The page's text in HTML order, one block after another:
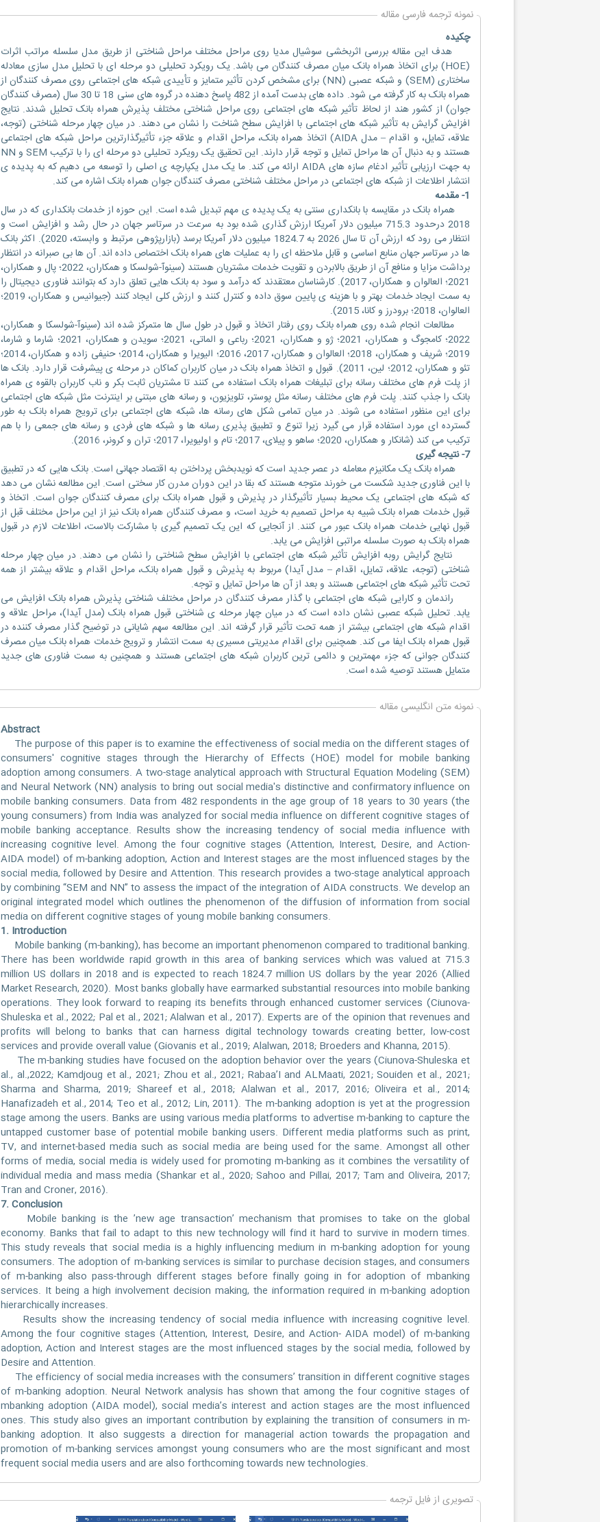
نمونه ترجمه فارسی مقاله
چکیده
هدف این مقاله بررسی اثربخشی سوشیال مدیا روی مراحل مختلف مراحل شناختی از طریق مدل سلسله مراتب اثرات
(HOE) برای اتخاذ همراه بانک میان مصرف کنندگان می باشد. یک رویکرد تحلیلی دو مرحله ای با تحلیل مدل سازی معادله
ساختاری (SEM) و شبکه عصبی (NN) برای مشخص کردن تأثیر متمایز و تأییدی شبکه های اجتماعی روی مصرف کنندگان از
همراه بانک به کار گرفته می شود. داده های بدست آمده از 482 پاسخ دهنده در گروه های سنی 18 تا 30 سال (مصرف کنندگان
جوان) از کشور هند از لحاظ تأثیر شبکه های اجتماعی روی مراحل شناختی مختلف پذیرش همراه بانک تحلیل شدند. نتایج
افزایش گرایش به تأثیر شبکه های اجتماعی با افزایش سطح شناخت را نشان می دهند. در میان چهار مرحله شناختی (توجه،
علاقه، تمایل، و اقدام – مدل AIDA) اتخاذ همراه بانک، مراحل اقدام و علاقه جزء تأثیرگذارترین مراحل شبکه های اجتماعی
هستند و به دنبال آن ها مراحل تمایل و توجه قرار دارند. این تحقیق یک رویکرد تحلیلی دو مرحله ای را با ترکیب SEM و NN
به جهت ارزیابی تأثیر ادغام سازه های AIDA ارائه می کند. ما یک مدل یکپارچه ی اصلی را توسعه می دهیم که به پدیده ی
انتشار اطلاعات از شبکه های اجتماعی در مراحل مختلف شناختی مصرف کنندگان جوان همراه بانک اشاره می کند.
1- مقدمه
همراه بانک در مقایسه با بانکداری سنتی به یک پدیده ی مهم تبدیل شده است. این حوزه از خدمات بانکداری که در سال
2018 درحدود 715.3 میلیون دلار آمریکا ارزش گذاری شده بود به سرعت در سرتاسر جهان در حال رشد و افزایش است و
انتظار می رود که ارزش آن تا سال 2026 به 1824.7 میلیون دلار آمریکا برسد (بازارپژوهی مرتبط و وابسته، 2020). اکثر بانک
ها در سرتاسر جهان منابع اساسی و قابل ملاحظه ای را به عملیات های همراه بانک اختصاص داده اند. آن ها بی صبرانه در انتظار
برداشت مزایا و منافع آن از طریق بالابردن و تقویت خدمات مشتریان هستند (سینوآ-شولسکا و همکاران، 2022؛ پال و همکاران،
2021؛ العالوان و همکاران، 2017). کارشناسان معتقدند که درآمد و سود به بانک هایی تعلق دارد که بتوانند فناوری دیجیتال را
به سمت ایجاد خدمات بهتر و با هزینه ی پایین سوق داده و کنترل کنند و ارزش کلی ایجاد کنند (جیوانیس و همکاران، 2019؛
العالوان، 2018؛ برودرز و کانا، 2015).
مطالعات انجام شده روی همراه بانک روی رفتار اتخاذ و قبول در طول سال ها متمرکز شده اند (سینوآ-شولسکا و همکاران،
2022؛ کامجوگ و همکاران، 2021؛ ژو و همکاران، 2021؛ رباعی و الماتی، 2021؛ سویدن و همکاران، 2021؛ شارما و شارما،
2019؛ شریف و همکاران، 2018؛ العالوان و همکاران، 2017، 2016؛ الیویرا و همکاران، 2014؛ حنیفی زاده و همکاران، 2014؛
تئو و همکاران، 2012؛ لین، 2011). قبول و اتخاذ همراه بانک در میان کاربران کماکان در مرحله ی پیشرفت قرار دارد. بانک ها
از پلت فرم های مختلف رسانه برای تبلیغات همراه بانک استفاده می کنند تا مشتریان ثابت بکر و ناب کاربران بالقوه ی همراه
بانک را جذب کنند. پلت فرم های مختلف رسانه مثل پوستر، تلویزیون، و رسانه های مبتنی بر اینترنت مثل شبکه های اجتماعی
برای این منظور استفاده می شوند. در میان تمامی شکل های رسانه ها، شبکه های اجتماعی برای ترویج همراه بانک به طور
گسترده ای مورد استفاده قرار می گیرد زیرا تنوع و تطبیق پذیری رسانه ها و شبکه های فردی و رسانه های جمعی را با هم
ترکیب می کند (شانکار و همکاران، 2020؛ ساهو و پیلای، 2017؛ تام و اولیویرا، 2017؛ تران و کرونر، 2016).
7- نتیجه گیری
همراه بانک یک مکانیزم معامله در عصر جدید است که نویدبخش پرداختن به اقتصاد جهانی است. بانک هایی که در تطبیق
با این فناوری جدید شکست می خورند متوجه هستند که بقا در این دوران مدرن کار سختی است. این مطالعه نشان می دهد
که شبکه های اجتماعی یک محیط بسیار تأثیرگذار در پذیرش و قبول همراه بانک برای مصرف کنندگان جوان است. اتخاذ و
قبول خدمات همراه بانک شبیه به مراحل تصمیم به خرید است، و مصرف کنندگان همراه بانک نیز از این مراحل مختلف قبل از
قبول نهایی خدمات همراه بانک عبور می کنند. از آنجایی که این یک تصمیم گیری با مشارکت بالاست، اطلاعات لازم در قبول
همراه بانک به صورت سلسله مراتبی افزایش می یابد.
نتایج گرایش روبه افزایش تأثیر شبکه های اجتماعی با افزایش سطح شناختی را نشان می دهند. در میان چهار مرحله
شناختی (توجه، علاقه، تمایل، اقدام – مدل آیدا) مربوط به پذیرش و قبول همراه بانک، مراحل اقدام و علاقه بیشتر از همه
تحت تأثیر شبکه های اجتماعی هستند و بعد از آن ها مراحل تمایل و توجه.
راندمان و کارایی شبکه های اجتماعی با گذار مصرف کنندگان در مراحل مختلف شناختی پذیرش همراه بانک افزایش می
یابد. تحلیل شبکه عصبی نشان داده است که در میان چهار مرحله ی شناختی قبول همراه بانک (مدل آیدا)، مراحل علاقه و
اقدام شبکه های اجتماعی بیشتر از همه تحت تأثیر قرار گرفته اند. این مطالعه سهم شایانی در توضیح گذار مصرف کننده در
قبول همراه بانک ایفا می کند. همچنین برای اقدام مدیریتی مسیری به سمت انتشار و ترویج خدمات همراه بانک میان مصرف
کنندگان جوانی که جزء مهمترین و دائمی ترین کاربران شبکه های اجتماعی هستند و همچنین به سمت فناوری های جدید
متمایل هستند توصیه شده است.
نمونه متن انگلیسی مقاله
Abstract
The purpose of this paper is to examine the effectiveness of social media on the different stages of
consumers' cognitive stages through the Hierarchy of Effects (HOE) model for mobile banking
adoption among consumers. A two-stage analytical approach with Structural Equation Modeling (SEM)
and Neural Network (NN) analysis to bring out social media's distinctive and confirmatory influence on
mobile banking consumers. Data from 482 respondents in the age group of 18 years to 30 years (the
young consumers) from India was analyzed for social media influence on different cognitive stages of
mobile banking acceptance. Results show the increasing tendency of social media influence with
increasing cognitive level. Among the four cognitive stages (Attention, Interest, Desire, and Action-
AIDA model) of m-banking adoption, Action and Interest stages are the most influenced stages by the
social media, followed by Desire and Attention. This research provides a two-stage analytical approach
by combining “SEM and NN” to assess the impact of the integration of AIDA constructs. We develop an
original integrated model which outlines the phenomenon of the diffusion of information from social
media on different cognitive stages of young mobile banking consumers.
1. Introduction
Mobile banking (m-banking), has become an important phenomenon compared to traditional banking.
There has been worldwide rapid growth in this area of banking services which was valued at 715.3
million US dollars in 2018 and is expected to reach 1824.7 million US dollars by the year 2026 (Allied
Market Research, 2020). Most banks globally have earmarked substantial resources into mobile banking
operations. They look forward to reaping its benefits through enhanced customer services (Ciunova-
Shuleska et al., 2022; Pal et al., 2021; Alalwan et al., 2017). Experts are of the opinion that revenues and
profits will belong to banks that can harness digital technology towards creating better, low-cost
services and provide overall value (Giovanis et al., 2019; Alalwan, 2018; Broeders and Khanna, 2015).
The m-banking studies have focused on the adoption behavior over the years (Ciunova-Shuleska et
al., al.,2022; Kamdjoug et al., 2021; Zhou et al., 2021; Rabaa’I and ALMaati, 2021; Souiden et al., 2021;
Sharma and Sharma, 2019; Shareef et al., 2018; Alalwan et al., 2017, 2016; Oliveira et al., 2014;
Hanafizadeh et al., 2014; Teo et al., 2012; Lin, 2011). The m-banking adoption is yet at the progression
stage among the users. Banks are using various media platforms to advertise m-banking to capture the
untapped customer base of potential mobile banking users. Different media platforms such as print,
TV, and internet-based media such as social media are being used for the same. Amongst all other
forms of media, social media is widely used for promoting m-banking as it combines the versatility of
individual media and mass media (Shankar et al., 2020; Sahoo and Pillai, 2017; Tam and Oliveira, 2017;
Tran and Croner, 2016).
7. Conclusion
Mobile banking is the ’new age transaction’ mechanism that promises to take on the global
economy. Banks that fail to adapt to this new technology will find it hard to survive in modern times.
This study reveals that social media is a highly influencing medium in m-banking adoption for young
consumers. The adoption of m-banking services is similar to purchase decision stages, and consumers
of m-banking also pass-through different stages before finally going in for adoption of mbanking
services. It being a high involvement decision making, the information required in m-banking adoption
hierarchically increases.
Results show the increasing tendency of social media influence with increasing cognitive level.
Among the four cognitive stages (Attention, Interest, Desire, and Action- AIDA model) of m-banking
adoption, Action and Interest stages are the most influenced stages by the social media, followed by
Desire and Attention.
The efficiency of social media increases with the consumers’ transition in different cognitive stages
of m-banking adoption. Neural Network analysis has shown that among the four cognitive stages of
mbanking adoption (AIDA model), social media’s interest and action stages are the most influenced
ones. This study also gives an important contribution by explaining the transition of consumers in m-
banking adoption. It also suggests a direction for managerial action towards the propagation and
promotion of m-banking services amongst young consumers who are the most significant and most
frequent social media users and are also forthcoming towards new technologies.
تصویری از فایل ترجمه